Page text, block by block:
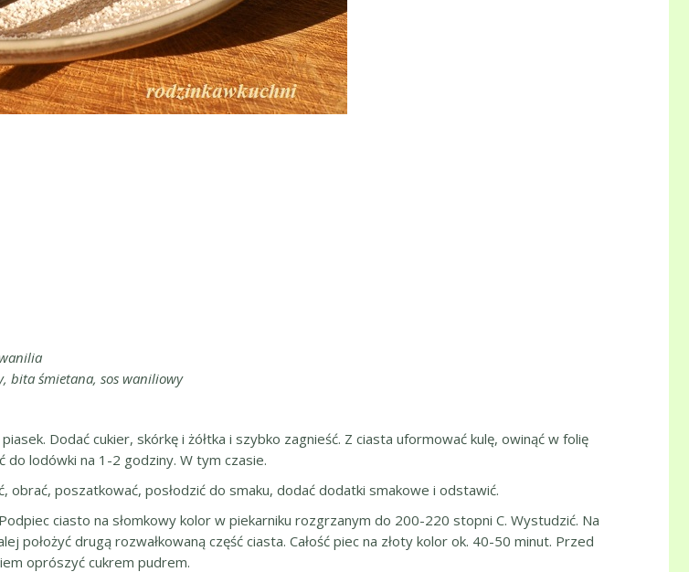
bita śmietana, sos waniliowy
Dodać cukier, skórkę i żółtka i szybko zagnieść. Z ciasta uformować kulę, owinąć w folię
do lodówki na 1-2 godziny. W tym czasie.
obrać, poszatkować, posłodzić do smaku, dodać dodatki smakowe i odstawić.
ciasto na słomkowy kolor w piekarniku rozgrzanym do 200-220 stopni C. Wystudzić. Na
położyć drugą rozwałkowaną część ciasta. Całość piec na złoty kolor ok. 40-50 minut. Przed
oprószyć cukrem pudrem.